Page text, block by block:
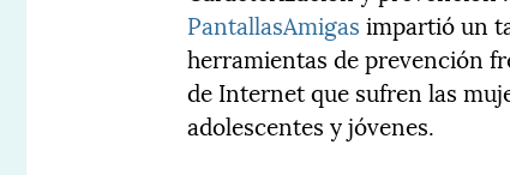
PantallasAmigas impartió un
herramientas de prevención
de Internet que sufren las
adolescentes y jóvenes.